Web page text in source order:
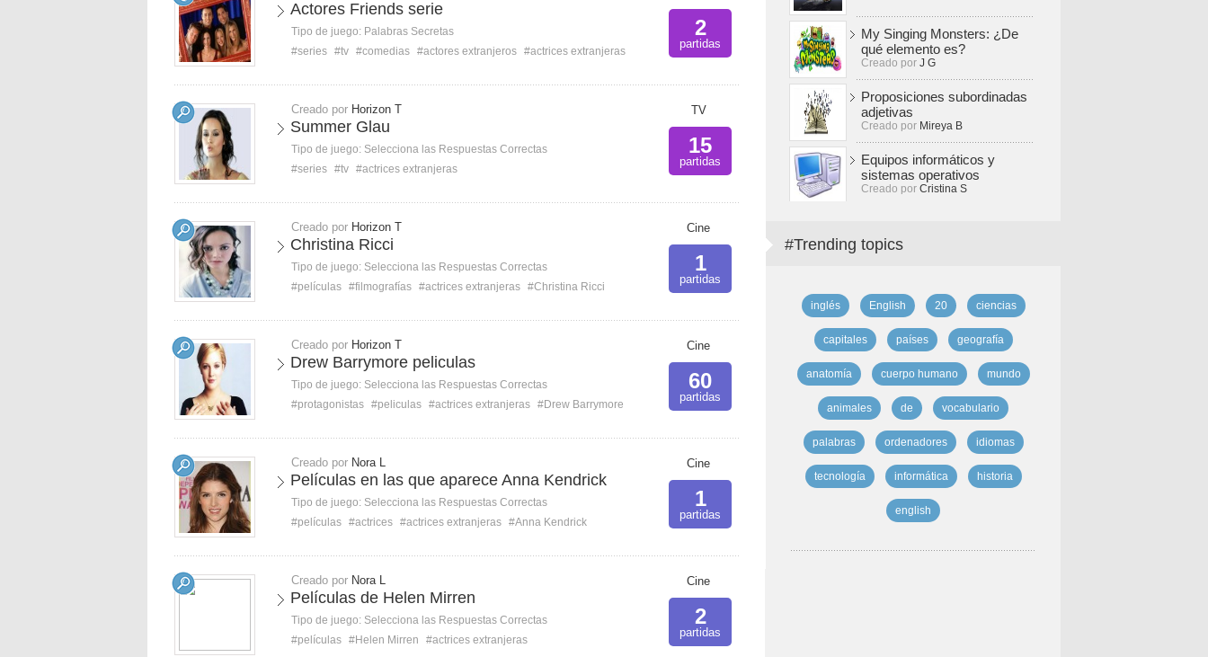
Actores Friends serie
Tipo de juego: Palabras Secretas
#series #tv #comedias #actores extranjeros #actrices extranjeras
2
partidas
Creado por Horizon T
Summer Glau
Tipo de juego: Selecciona las Respuestas Correctas
#series #tv #actrices extranjeras
TV
15
partidas
Creado por Horizon T
Christina Ricci
Tipo de juego: Selecciona las Respuestas Correctas
#películas #filmografías #actrices extranjeras #Christina Ricci
Cine
1
partidas
Creado por Horizon T
Drew Barrymore peliculas
Tipo de juego: Selecciona las Respuestas Correctas
#protagonistas #peliculas #actrices extranjeras #Drew Barrymore
Cine
60
partidas
Creado por Nora L
Películas en las que aparece Anna Kendrick
Tipo de juego: Selecciona las Respuestas Correctas
#películas #actrices #actrices extranjeras #Anna Kendrick
Cine
1
partidas
Creado por Nora L
Películas de Helen Mirren
Tipo de juego: Selecciona las Respuestas Correctas
#películas #Helen Mirren #actrices extranjeras
Cine
2
partidas
My Singing Monsters: ¿De
qué elemento es?
Creado por J G
Proposiciones subordinadas
adjetivas
Creado por Mireya B
Equipos informáticos y
sistemas operativos
Creado por Cristina S
#Trending topics
inglés English 20 ciencias
capitales países geografía
anatomía cuerpo humano mundo
animales de vocabulario
palabras ordenadores idiomas
tecnología informática historia
english